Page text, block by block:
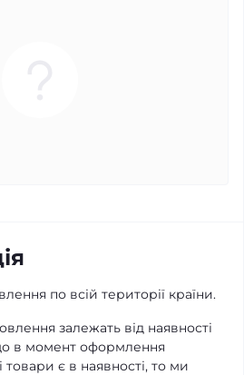
по всій території країни.
залежать від наявності
в момент оформлення
товари є в наявності, то ми